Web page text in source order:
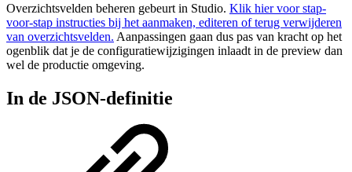
Overzichtsvelden beheren gebeurt in Studio. Klik hier voor stap-
voor-stap instructies bij het aanmaken, editeren of terug verwijderen
van overzichtsvelden. Aanpassingen gaan dus pas van kracht op het
ogenblik dat je de configuratiewijzigingen inlaadt in de preview dan
wel de productie omgeving.
In de JSON-definitie